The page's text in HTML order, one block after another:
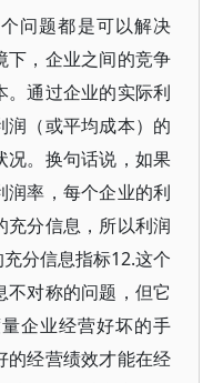
问题都是可以解决
下，企业之间的竞争
通过企业的实际利
（或平均成本）的
况。换句话说，如果
率，每个企业的利
分信息，所以利润
分信息指标12.这个
对称的问题，但它
企业经营好坏的手
的经营绩效才能在经